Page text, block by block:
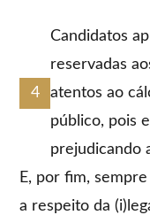
Candidatos
reservadas
atentos ao
público, pois
prejudicando
E, por fim,
a respeito da